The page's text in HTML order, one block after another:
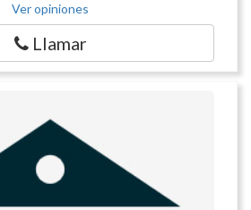
Ver opiniones
Llamar